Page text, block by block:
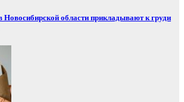
области прикладывают к груди